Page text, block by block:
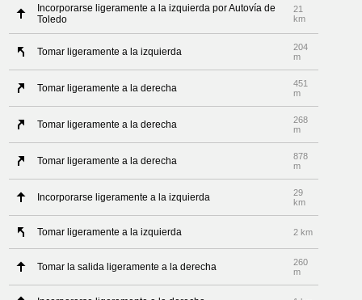
Incorporarse ligeramente a la izquierda por Autovía de
Toledo
21
km
Tomar ligeramente a la izquierda
204
m
Tomar ligeramente a la derecha
451
m
Tomar ligeramente a la derecha
268
m
Tomar ligeramente a la derecha
878
m
Incorporarse ligeramente a la izquierda
29
km
Tomar ligeramente a la izquierda 2 km
Tomar la salida ligeramente a la derecha
260
m